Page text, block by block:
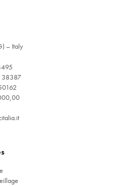
– Italy
38387